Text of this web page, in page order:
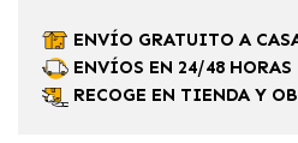
ENVÍO GRATUITO A
ENVÍOS EN 24/48 HORAS
RECOGE EN TIENDA Y